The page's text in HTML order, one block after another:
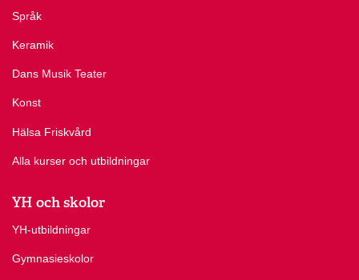
Språk
Keramik
Dans Musik Teater
Konst
Hälsa Friskvård
Alla kurser och utbildningar
YH och skolor
YH-utbildningar
Gymnasieskolor